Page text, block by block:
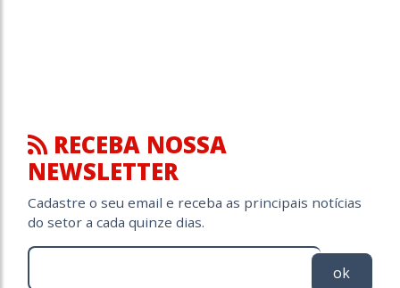
RECEBA NOSSA
NEWSLETTER
Cadastre o seu email e receba as principais notícias
do setor a cada quinze dias.
ok